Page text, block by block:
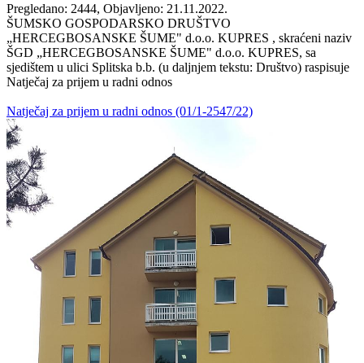
Pregledano: 2444, Objavljeno: 21.11.2022.
ŠUMSKO GOSPODARSKO DRUŠTVO
„HERCEGBOSANSKE ŠUME" d.o.o. KUPRES , skraćeni naziv
ŠGD „HERCEGBOSANSKE ŠUME" d.o.o. KUPRES, sa
sjedištem u ulici Splitska b.b. (u daljnjem tekstu: Društvo) raspisuje
Natječaj za prijem u radni odnos
Natječaj za prijem u radni odnos (01/1-2547/22)